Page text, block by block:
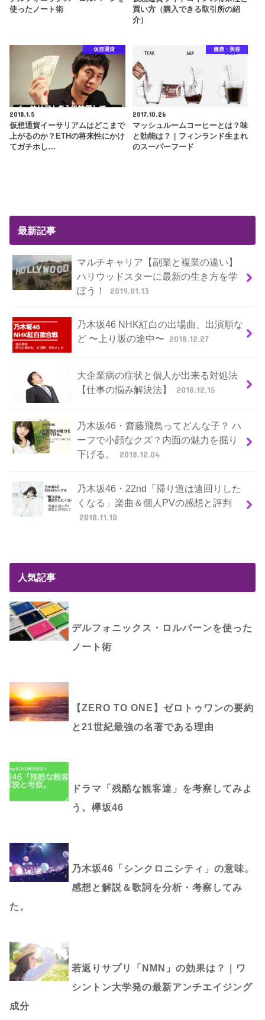
使ったノート術
買い方（購入できる取引所の紹
介）
仮想通貨
2018.1.5
仮想通貨イーサリアムはどこまで
上がるのか？ETHの将来性にかけ
てガチホし…
健康・美容
2017.10.26
マッシュルームコーヒーとは？味
と効能は？｜フィンランド生まれ
のスーパーフード
最新記事
マルチキャリア【副業と複業の違い】
ハリウッドスターに最新の生き方を学
ぼう！
2019.01.13
乃木坂46 NHK紅白の出場曲、出演順な
ど 〜上り坂の途中〜 2018.12.27
大企業病の症状と個人が出来る対処法
【仕事の悩み解決法】
2018.12.15
乃木坂46・齋藤飛鳥ってどんな子？ ハ
ーフで小顔なクズ？内面の魅力を掘り
下げる。
2018.12.04
乃木坂46・22nd「帰り道は遠回りした
くなる」楽曲＆個人PVの感想と評判
2018.11.10
人気記事
デルフォニックス・ロルバーンを使った
ノート術
【ZERO TO ONE】ゼロトゥワンの要約
と21世紀最強の名著である理由
ドラマ「残酷な観客達」を考察してみよ
う。欅坂46
乃木坂46「シンクロニシティ」の意味。
感想と解説＆歌詞を分析・考察してみ
た。
若返りサプリ「NMN」の効果は？｜ワ
シントン大学発の最新アンチエイジング
成分